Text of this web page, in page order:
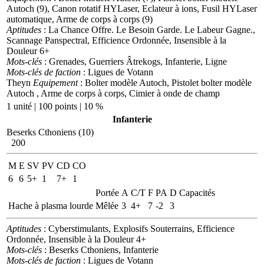
Autoch (9), Canon rotatif HYLaser, Eclateur à ions, Fusil HYLaser
automatique, Arme de corps à corps (9)
Aptitudes : La Chance Offre. Le Besoin Garde. Le Labeur Gagne.,
Scannage Panspectral, Efficience Ordonnée, Insensible à la
Douleur 6+
Mots-clés : Grenades, Guerriers Âtrekogs, Infanterie, Ligne
Mots-clés de faction : Ligues de Votann
Theyn Equipement: Bolter modèle Autoch, Pistolet bolter modèle
Autoch , Arme de corps à corps, Cimier à onde de champ
1 unité | 100 points | 10 %
Infanterie
Beserks Cthoniens (10)
200
M E SV PV CD CO
6 6 5+ 1 7+
1
Portée A C/T F PA D Capacités
Hache à plasma lourde Mêlée 3 4+ 7 -2 3
Aptitudes : Cyberstimulants, Explosifs Souterrains, Efficience
Ordonnée, Insensible à la Douleur 4+
Mots-clés : Beserks Cthoniens, Infanterie
Mots-clés de faction : Ligues de Votann